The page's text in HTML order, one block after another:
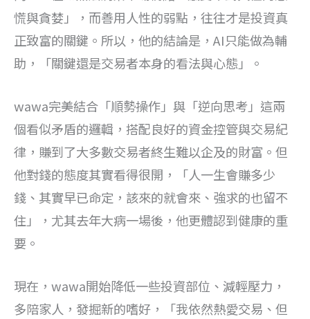
慌與貪婪」，而善用人性的弱點，往往才是投資真
正致富的關鍵。所以，他的結論是，AI只能做為輔
助，「關鍵還是交易者本身的看法與心態」。
wawa完美結合「順勢操作」與「逆向思考」這兩
個看似矛盾的邏輯，搭配良好的資金控管與交易紀
律，賺到了大多數交易者終生難以企及的財富。但
他對錢的態度其實看得很開，「人一生會賺多少
錢、其實早已命定，該來的就會來、強求的也留不
住」，尤其去年大病一場後，他更體認到健康的重
要。
現在，wawa開始降低一些投資部位、減輕壓力，
多陪家人，發掘新的嗜好，「我依然熱愛交易、但